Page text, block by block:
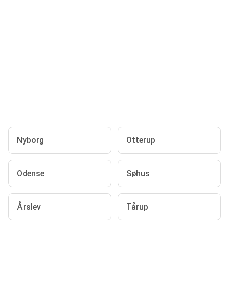
Nyborg Otterup
Odense Søhus
Årslev Tårup